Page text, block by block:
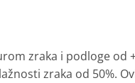
zraka i podloge od
zraka od 50%.